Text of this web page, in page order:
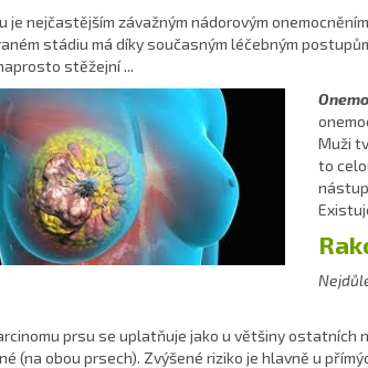
je nejčastějším závažným nádorovým
stádiu má díky současným léčebným
stěžejní ...
Muži
to
prsu se uplatňuje jako u většiny
(na obou prsech). Zvýšené riziko je hlavně u